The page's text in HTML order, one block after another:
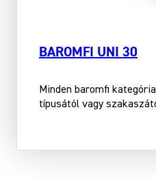
BAROMFI UNI 30
Minden baromfi
típusától vagy